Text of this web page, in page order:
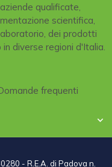
qualificate,
scientifica,
dei prodotti
diverse regioni d'Italia.
frequenti

- R.E.A. di Padova n.